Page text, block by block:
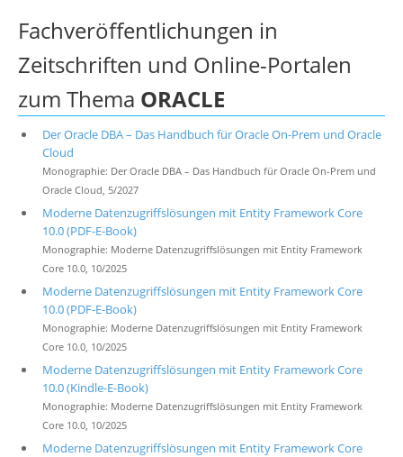
Fachveröffentlichungen in
Zeitschriften und Online-Portalen
zum Thema ORACLE
Der Oracle DBA – Das Handbuch für Oracle On-Prem und Oracle
Cloud
Monographie: Der Oracle DBA – Das Handbuch für Oracle On-Prem und
Oracle Cloud, 5/2027
Moderne Datenzugriffslösungen mit Entity Framework Core
10.0 (PDF-E-Book)
Monographie: Moderne Datenzugriffslösungen mit Entity Framework
Core 10.0, 10/2025
Moderne Datenzugriffslösungen mit Entity Framework Core
10.0 (PDF-E-Book)
Monographie: Moderne Datenzugriffslösungen mit Entity Framework
Core 10.0, 10/2025
Moderne Datenzugriffslösungen mit Entity Framework Core
10.0 (Kindle-E-Book)
Monographie: Moderne Datenzugriffslösungen mit Entity Framework
Core 10.0, 10/2025
Moderne Datenzugriffslösungen mit Entity Framework Core